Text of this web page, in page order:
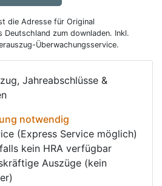
die Adresse für Original
Deutschland zum downladen. Inkl.
Überwachungsservice.
Jahreabschlüsse &
notwendig
(Express Service möglich)
falls kein HRA verfügbar
Auszüge (kein